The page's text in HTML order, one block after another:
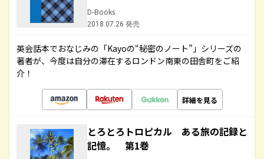
D-Books
2018.07.26 発売
英会話本でおなじみの「Kayoの“秘密のノート”」シリーズの
著者が、今度は自分の滞在するロンドン南東の田舎町をご紹
介！
詳細を見る
とろとろトロピカル ある旅の記録と
記憶。 第1巻